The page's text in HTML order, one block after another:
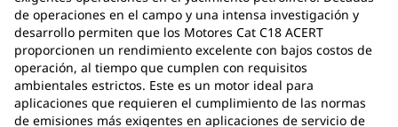
de operaciones en el campo y una intensa investigación y
desarrollo permiten que los Motores Cat C18 ACERT
proporcionen un rendimiento excelente con bajos costos de
operación, al tiempo que cumplen con requisitos
ambientales estrictos. Este es un motor ideal para
aplicaciones que requieren el cumplimiento de las normas
de emisiones más exigentes en aplicaciones de servicio de